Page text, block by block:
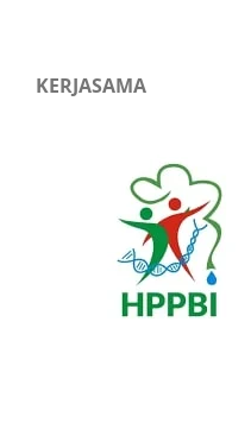
KERJASAMA